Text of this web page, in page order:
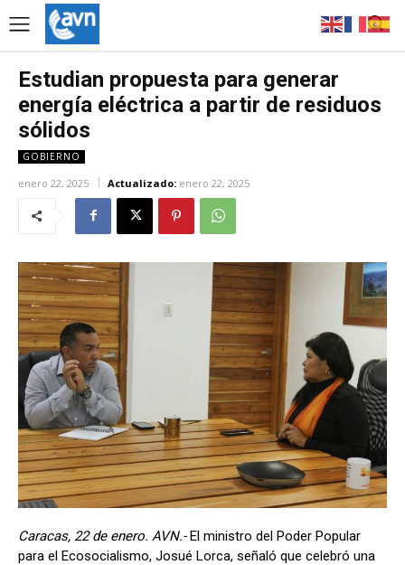
Estudian propuesta para generar
energía eléctrica a partir de residuos
sólidos
GOBIERNO
enero 22, 2025 Actualizado: enero 22, 2025
Caracas, 22 de enero. AVN.-El ministro del Poder Popular
para el Ecosocialismo, Josué Lorca, señaló que celebró una